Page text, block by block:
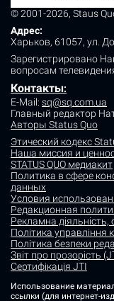
© 2001-2026, Staus
Адрес:
Харьков, 61057, ул.
Зарегистрировано
вопросам
Контакты:
E-Mail: sq@sq.com.ua
Главный редактор
Авторы Status Quo
Этический кодекс
Наша миссия и
STATUS QUO медиакит
Политика в сфере
данных
Условия
Редакционная
Рекламна
Політика управління
Політика безпеки
Звіт про прозорість
Сертифікація JTI
Использование
ссылки (для интернет-